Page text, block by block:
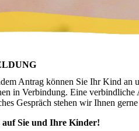
Antrag können Sie Ihr Kind an
in Verbindung. Eine
Gespräch stehen wir Ihnen
Sie und Ihre Kinder!